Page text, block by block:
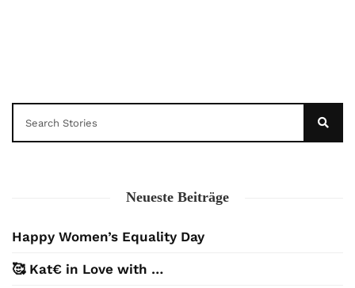
Neueste Beiträge
Happy Women’s Equality Day
🥰 Kat€ in Love with …